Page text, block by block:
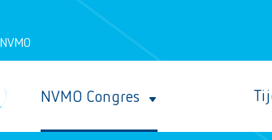
NVMO Congres